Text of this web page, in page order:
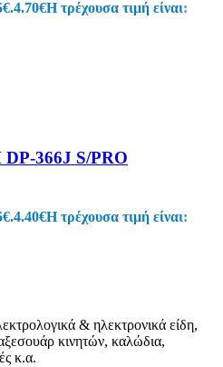
4.70€Η τρέχουσα τιμή είναι:
366J S/PRO
4.40€Η τρέχουσα τιμή είναι:
& ηλεκτρονικά είδη,
κινητών, καλώδια,
κ.α.